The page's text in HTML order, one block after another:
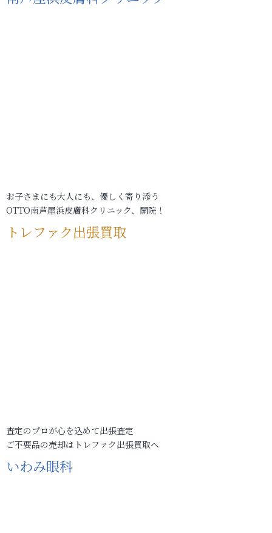
お子さまにも大人にも、優しく寄り添う
OTTO南芦屋浜皮膚科クリニック、開院！
トレファク出張買取
査定のプロが心を込めて出張査定
ご不要品の売却はトレファク出張買取へ
いわみ眼科